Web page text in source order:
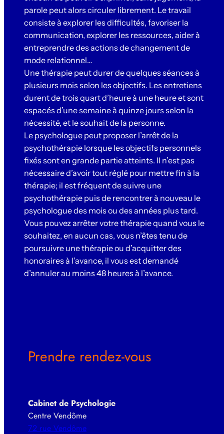
parole peut alors circuler librement. Le travail
consiste à explorer les difficultés, favoriser la
communication, explorer les ressources, aider à
entreprendre des actions de changement de
mode relationnel…
Une thérapie peut durer de quelques séances à
plusieurs mois selon les objectifs. Les entretiens
durent de trois quart d’heure à une heure et sont
espacés d’une semaine à quinze jours selon la
nécessité, et le souhait de la personne.
Le psychologue peut proposer l’arrêt de la
psychothérapie lorsque les objectifs personnels
fixés sont en grande partie atteints. Il n’est pas
nécessaire d’avoir tout réglé pour mettre fin à la
thérapie; il est fréquent de suivre une
psychothérapie puis de rencontrer à nouveau le
psychologue des mois ou des années plus tard.
Vous pouvez arrêter votre thérapie quand vous le
souhaitez, en aucun cas, vous n’êtes tenu de
poursuivre une thérapie ou d’acquitter des
honoraires à l’avance, il vous est demandé
d’annuler au moins 48 heures à l’avance.
Prendre rendez-vous
Cabinet de Psychologie
Centre Vendôme
72 rue Vendôme